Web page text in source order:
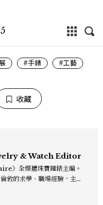
#手錶 #工藝
收藏
& Watch Editor
》全媒體珠寶鐘錶主編。
敦的求學、職場經驗，主修
內容，包括錶展等國際活動